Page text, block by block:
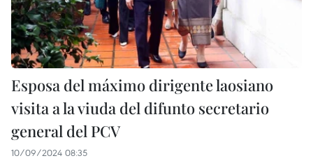
Esposa del máximo dirigente laosiano
visita a la viuda del difunto secretario
general del PCV
10/09/2024 08:35